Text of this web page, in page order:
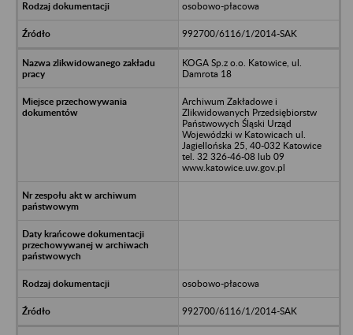
osobowo-płacowa
992700/6116/1/2014-SAK
KOGA Sp.z o.o. Katowice, ul.
Damrota 18
Archiwum Zakładowe i
Zlikwidowanych Przedsiębiorstw
Państwowych Śląski Urząd
Wojewódzki w Katowicach ul.
Jagiellońska 25, 40-032 Katowice
tel. 32 326-46-08 lub 09
www.katowice.uw.gov.pl
osobowo-płacowa
992700/6116/1/2014-SAK